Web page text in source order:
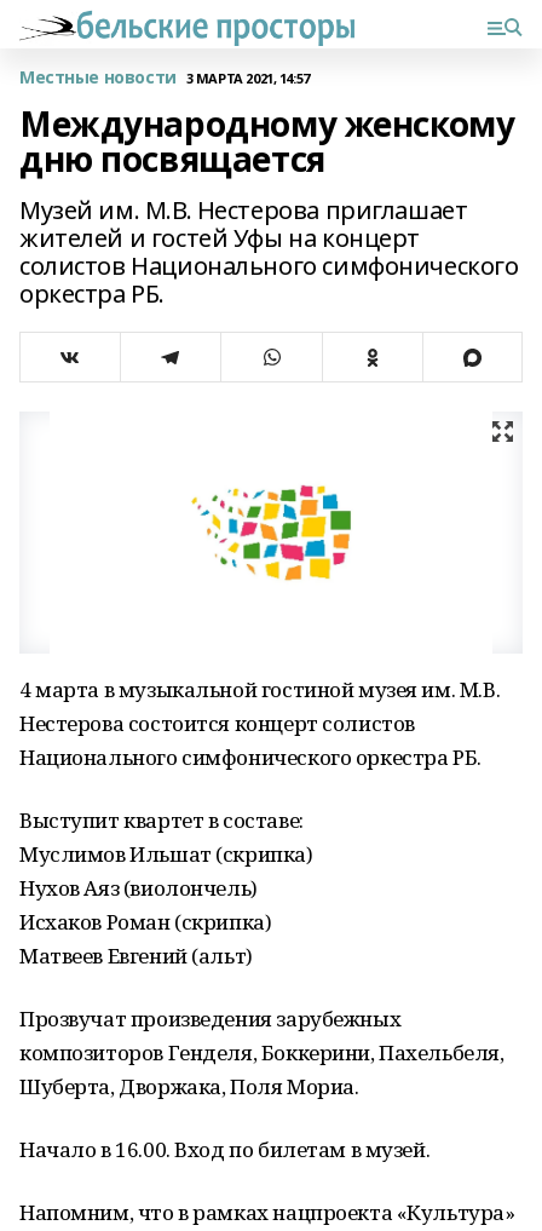
Местные новости 3 МАРТА 2021, 14:57
Международному женскому
дню посвящается
Музей им. М.В. Нестерова приглашает
жителей и гостей Уфы на концерт
солистов Национального симфонического
оркестра РБ.
4 марта в музыкальной гостиной музея им. М.В.
Нестерова состоится концерт солистов
Национального симфонического оркестра РБ.
Выступит квартет в составе:
Муслимов Ильшат (скрипка)
Нухов Аяз (виолончель)
Исхаков Роман (скрипка)
Матвеев Евгений (альт)
Прозвучат произведения зарубежных
композиторов Генделя, Боккерини, Пахельбеля,
Шуберта, Дворжака, Поля Мориа.
Начало в 16.00. Вход по билетам в музей.
Напомним, что в рамках нацпроекта «Культура»